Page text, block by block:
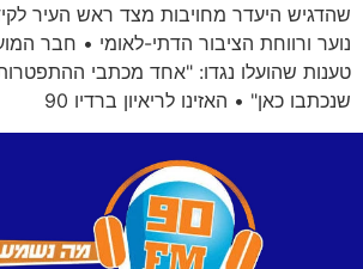
שהדגיש היעדר מחויבות מצד ראש העיר
נוער ורווחת הציבור הדתי-לאומי • חבר
טענות שהועלו נגדו: "אחד מכתבי
שנכתבו כאן" • האזינו לריאיון ברדיו 90